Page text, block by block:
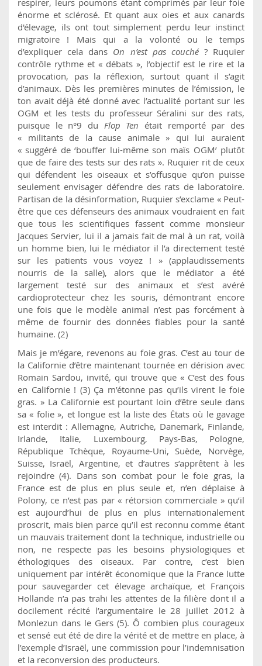
respirer, leurs poumons étant comprimés par leur foie
énorme et sclérosé. Et quant aux oies et aux canards
d'élevage, ils ont tout simplement perdu leur instinct
migratoire ! Mais qui a la volonté ou le temps
d’expliquer cela dans On n’est pas couché? Ruquier
contrôle rythme et « débats », l’objectif est le rire et la
provocation, pas la réflexion, surtout quant il s’agit
d’animaux. Dès les premières minutes de l’émission, le
ton avait déjà été donné avec l’actualité portant sur les
OGM et les tests du professeur Séralini sur des rats,
puisque le n°9 du Flop Ten était remporté par des
« militants de la cause animale » qui lui auraient
« suggéré de ‘bouffer lui-même son maïs OGM’ plutôt
que de faire des tests sur des rats ». Ruquier rit de ceux
qui défendent les oiseaux et s’offusque qu’on puisse
seulement envisager défendre des rats de laboratoire.
Partisan de la désinformation, Ruquier s’exclame « Peut-
être que ces défenseurs des animaux voudraient en fait
que tous les scientifiques fassent comme monsieur
Jacques Servier, lui il a jamais fait de mal à un rat, voilà
un homme bien, lui le médiator il l’a directement testé
sur les patients vous voyez ! » (applaudissements
nourris de la salle), alors que le médiator a été
largement testé sur des animaux et s’est avéré
cardioprotecteur chez les souris, démontrant encore
une fois que le modèle animal n’est pas forcément à
même de fournir des données fiables pour la santé
humaine. (2)
Mais je m’égare, revenons au foie gras. C’est au tour de
la Californie d’être maintenant tournée en dérision avec
Romain Sardou, invité, qui trouve que « C’est des fous
en Californie ! (3) Ça m’étonne pas qu’ils virent le foie
gras. » La Californie est pourtant loin d’être seule dans
sa « folie », et longue est la liste des États où le gavage
est interdit : Allemagne, Autriche, Danemark, Finlande,
Irlande, Italie, Luxembourg, Pays-Bas, Pologne,
République Tchèque, Royaume-Uni, Suède, Norvège,
Suisse, Israël, Argentine, et d’autres s’apprêtent à les
rejoindre (4). Dans son combat pour le foie gras, la
France est de plus en plus seule et, n’en déplaise à
Polony, ce n’est pas par « rétorsion commerciale » qu’il
est aujourd’hui de plus en plus internationalement
proscrit, mais bien parce qu’il est reconnu comme étant
un mauvais traitement dont la technique, industrielle ou
non, ne respecte pas les besoins physiologiques et
éthologiques des oiseaux. Par contre, c’est bien
uniquement par intérêt économique que la France lutte
pour sauvegarder cet élevage archaïque, et François
Hollande n’a pas trahi les attentes de la filière dont il a
docilement récité l’argumentaire le 28 juillet 2012 à
Monlezun dans le Gers (5). Ô combien plus courageux
et sensé eut été de dire la vérité et de mettre en place, à
l’exemple d’Israël, une commission pour l’indemnisation
et la reconversion des producteurs.